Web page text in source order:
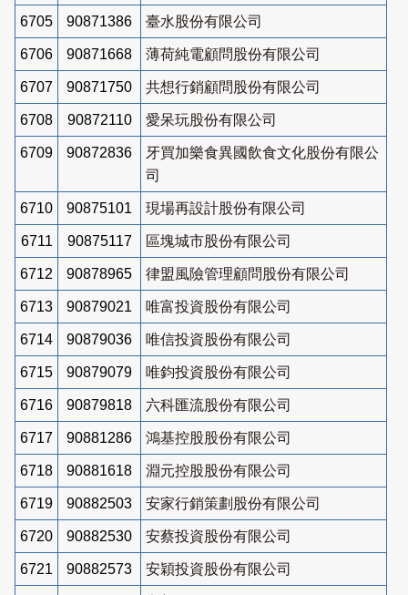
6705 90871386 臺水股份有限公司
6706 90871668 薄荷純電顧問股份有限公司
6707 90871750 共想行銷顧問股份有限公司
6708 90872110 愛呆玩股份有限公司
6709 90872836
牙買加樂食異國飲食文化股份有限公
司
6710 90875101 現場再設計股份有限公司
6711 90875117 區塊城市股份有限公司
6712 90878965 律盟風險管理顧問股份有限公司
6713 90879021 唯富投資股份有限公司
6714 90879036 唯信投資股份有限公司
6715 90879079 唯鈞投資股份有限公司
6716 90879818 六科匯流股份有限公司
6717 90881286 鴻基控股股份有限公司
6718 90881618 淵元控股股份有限公司
6719 90882503 安家行銷策劃股份有限公司
6720 90882530 安蔡投資股份有限公司
6721 90882573 安穎投資股份有限公司